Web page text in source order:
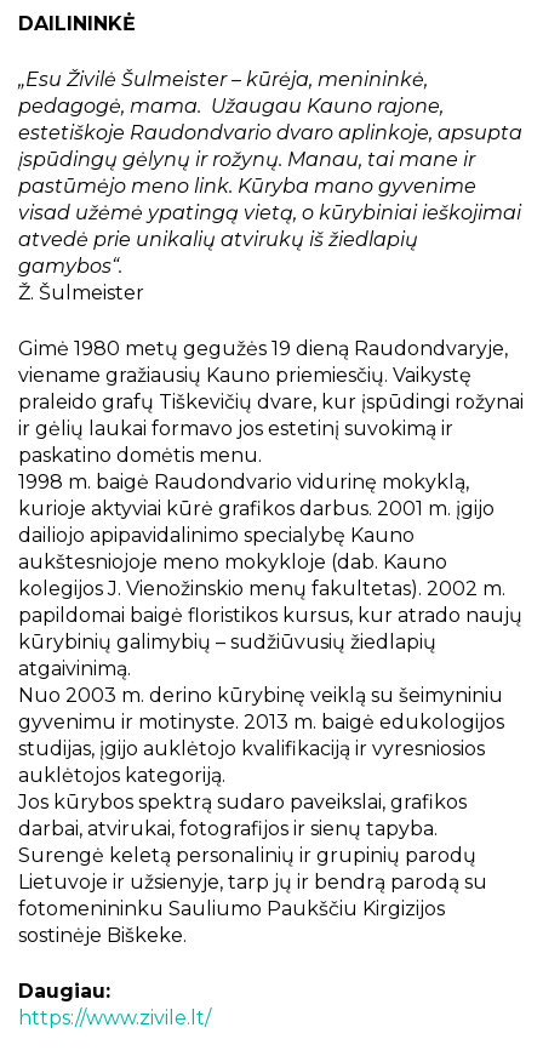
Kraštotyrinės virtualios parodos
Piligrimų keliai Kauno rajone
DAILININKĖ
„Esu Živilė Šulmeister – kūrėja, menininkė,
pedagogė, mama. Užaugau Kauno rajone,
estetiškoje Raudondvario dvaro aplinkoje, apsupta
įspūdingų gėlynų ir rožynų. Manau, tai mane ir
pastūmėjo meno link. Kūryba mano gyvenime
visad užėmė ypatingą vietą, o kūrybiniai ieškojimai
atvedė prie unikalių atvirukų iš žiedlapių
gamybos“.
Ž. Šulmeister
Gimė 1980 metų gegužės 19 dieną Raudondvaryje,
viename gražiausių Kauno priemiesčių. Vaikystę
praleido grafų Tiškevičių dvare, kur įspūdingi rožynai
ir gėlių laukai formavo jos estetinį suvokimą ir
paskatino domėtis menu.
1998 m. baigė Raudondvario vidurinę mokyklą,
kurioje aktyviai kūrė grafikos darbus. 2001 m. įgijo
dailiojo apipavidalinimo specialybę Kauno
aukštesniojoje meno mokykloje (dab. Kauno
kolegijos J. Vienožinskio menų fakultetas). 2002 m.
papildomai baigė floristikos kursus, kur atrado naujų
kūrybinių galimybių – sudžiūvusių žiedlapių
atgaivinimą.
Nuo 2003 m. derino kūrybinę veiklą su šeimyniniu
gyvenimu ir motinyste. 2013 m. baigė edukologijos
studijas, įgijo auklėtojo kvalifikaciją ir vyresniosios
auklėtojos kategoriją.
Jos kūrybos spektrą sudaro paveikslai, grafikos
darbai, atvirukai, fotografijos ir sienų tapyba.
Surengė keletą personalinių ir grupinių parodų
Lietuvoje ir užsienyje, tarp jų ir bendrą parodą su
fotomenininku Sauliumo Paukščiu Kirgizijos
sostinėje Biškeke.
Daugiau:
https://www.zivile.lt/